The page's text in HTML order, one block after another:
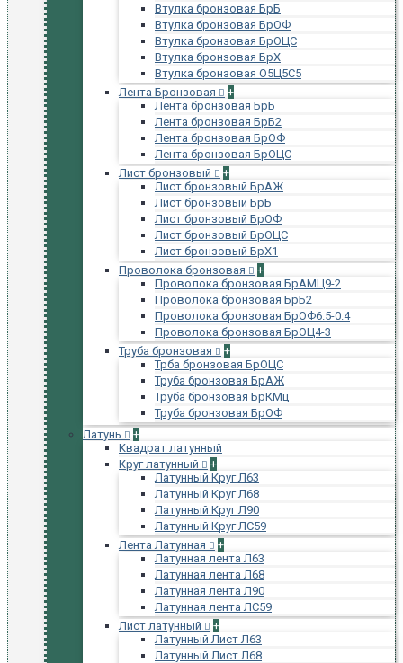
Втулка бронзовая БрБ
Втулка бронзовая БрОФ
Втулка бронзовая БрОЦС
Втулка бронзовая БрХ
Втулка бронзовая О5Ц5С5
Лента Бронзовая
+
Лента бронзовая БрБ
Лента бронзовая БрБ2
Лента бронзовая БрОФ
Лента бронзовая БрОЦС
Лист бронзовый
+
Лист бронзовый БрАЖ
Лист бронзовый БрБ
Лист бронзовый БрОФ
Лист бронзовый БрОЦС
Лист бронзовый БрХ1
Проволока бронзовая
+
Проволока бронзовая БрАМЦ9-2
Проволока бронзовая БрБ2
Проволока бронзовая БрОФ6.5-0.4
Проволока бронзовая БрОЦ4-3
Труба бронзовая
+
Трба бронзовая БрОЦС
Труба бронзовая БрАЖ
Труба бронзовая БрКМц
Труба бронзовая БрОФ
Латунь
+
Квадрат латунный
Круг латунный
+
Латунный Круг Л63
Латунный Круг Л68
Латунный Круг Л90
Латунный Круг ЛС59
Лента Латунная
+
Латунная лента Л63
Латунная лента Л68
Латунная лента Л90
Латунная лента ЛС59
Лист латунный
+
Латунный Лист Л63
Латунный Лист Л68